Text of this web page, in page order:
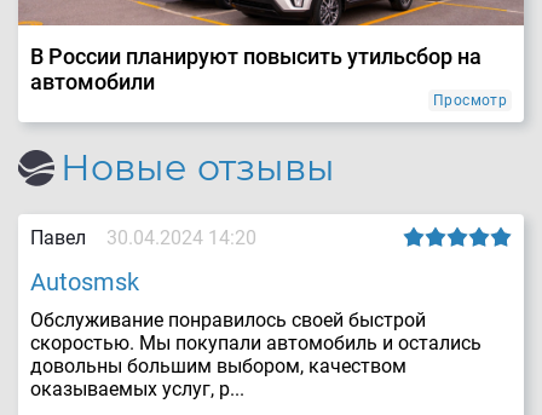
В России планируют повысить утильсбор на
автомобили
Просмотр
Новые отзывы
Павел 30.04.2024 14:20
Autosmsk
Обслуживание понравилось своей быстрой
скоростью. Мы покупали автомобиль и остались
довольны большим выбором, качеством
оказываемых услуг, р...